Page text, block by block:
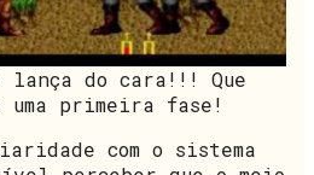
lança do cara!!! Que
primeira fase!
com o sistema